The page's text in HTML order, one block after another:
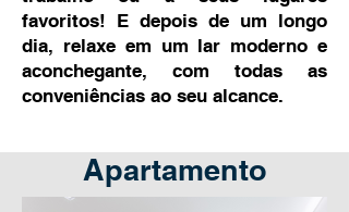
favoritos! E depois de um longo
dia, relaxe em um lar moderno e
aconchegante, com todas as
conveniências ao seu alcance.
Apartamento